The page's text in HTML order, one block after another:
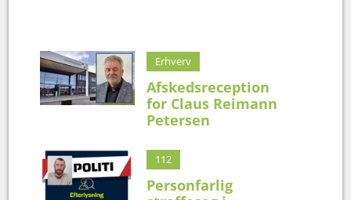
Erhverv
Afskedsreception
for Claus Reimann
Petersen
112
Personfarlig